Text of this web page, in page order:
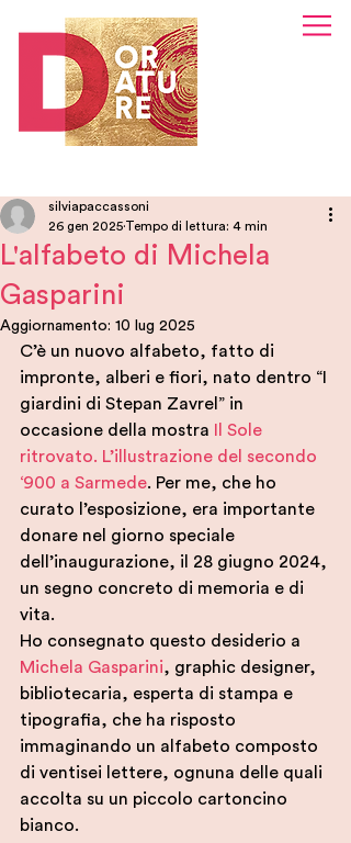
L'alfabeto di Michela
Gasparini
silviapaccassoni
26 gen 2025 Tempo di lettura: 4 min
Aggiornamento: 10 lug 2025
C’è un nuovo alfabeto, fatto di
impronte, alberi e fiori, nato dentro “I
giardini di Stepan Zavrel” in
occasione della mostra
Il Sole
ritrovato. L’illustrazione del secondo
‘900 a Sarmede. Per me, che ho
curato l’esposizione, era importante
donare nel giorno speciale
dell’inaugurazione, il 28 giugno 2024,
un segno concreto di memoria e di
vita.
Ho consegnato questo desiderio a
Michela Gasparini, graphic designer,
bibliotecaria, esperta di stampa e
tipografia, che ha risposto
immaginando un alfabeto composto
di ventisei lettere, ognuna delle quali
accolta su un piccolo cartoncino
bianco.